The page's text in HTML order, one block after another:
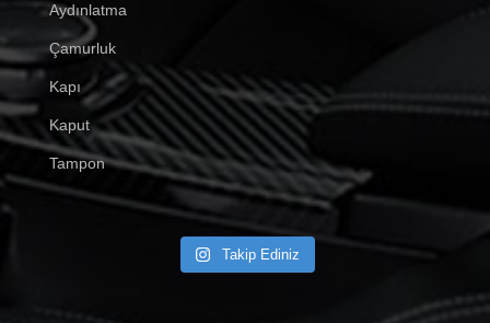
Aydınlatma
Çamurluk
Kapı
Kaput
Tampon
Takip Ediniz